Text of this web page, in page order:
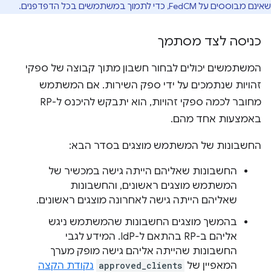
שאינם מבוססים על FedCM, כדי לתמוך במשתמשים בכל הדפדפנים.
כניסה לצד מסתמך
המשתמשים יכולים לבחור חשבון מתוך קבוצה של ספקי
זהויות שנתמכים על ידי ספק השירות. אם המשתמש
מחובר לכמה ספקי זהויות, הוא יתבקש להיכנס ל-RP
באמצעות אחד מהם.
החשבונות של המשתמש מוצגים בסדר הבא:
החשבונות שאליהם הייתה גישה במכשיר של
המשתמש מוצגים ראשונים, והחשבונות
שאליהם הייתה גישה לאחרונה מוצגים ראשונים.
בהמשך מוצגים החשבונות שהמשתמש ניגש
אליהם ב-RP בהתאם ל-IdP. המידע לגבי
החשבונות שהייתה אליהם גישה מופק מערך
המאפיין של approved_clients נקודת הקצה